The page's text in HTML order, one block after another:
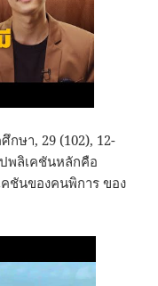
ษา, 29 (102), 12-
พลิเคชันหลักคือ
คชันของคนพิการ ของ